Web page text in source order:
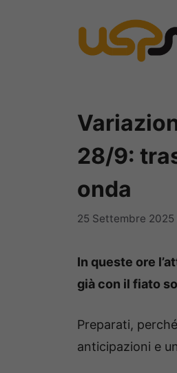
28/9:
onda
25 Settembre 2025
In queste ore
già con il fiato
Preparati,
anticipazioni e